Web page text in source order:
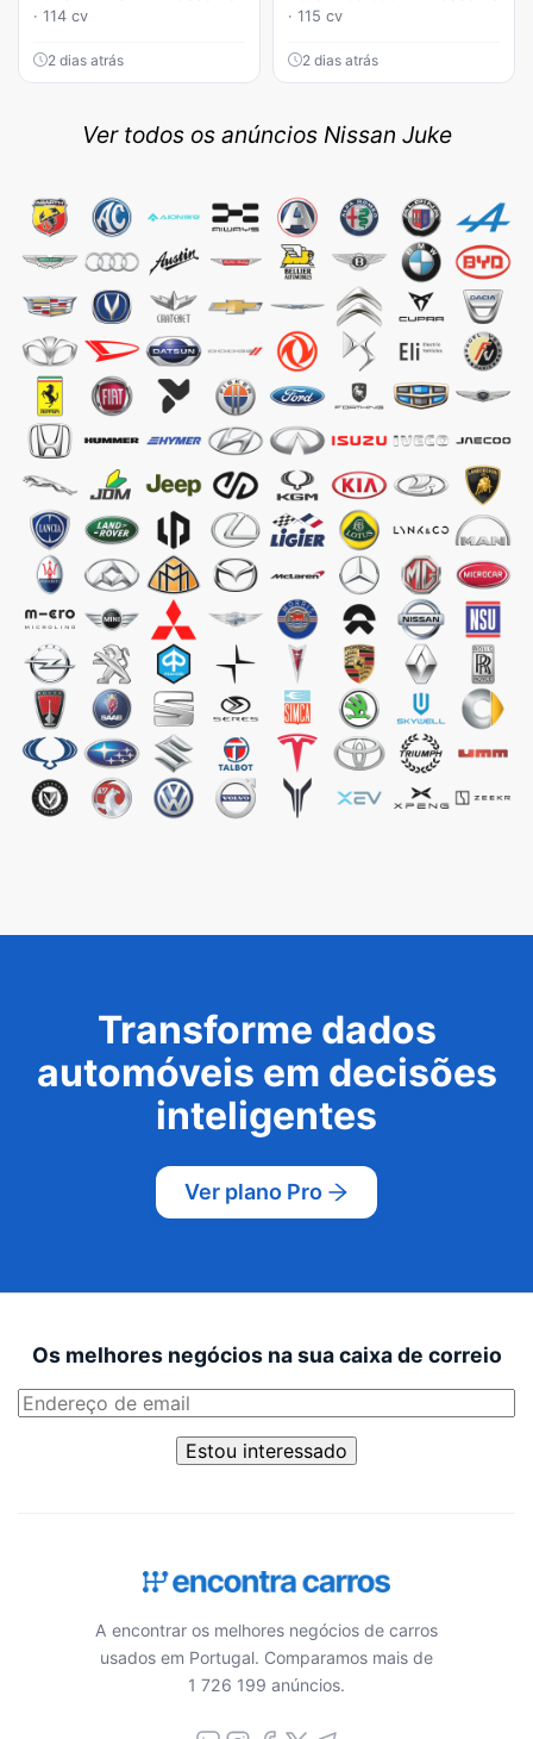
· 114 cv
2 dias atrás
· 115 cv
2 dias atrás
Ver todos os anúncios Nissan Juke
Transforme dados
automóveis em decisões
inteligentes
Ver plano Pro
Os melhores negócios na sua caixa de correio
Estou interessado
A encontrar os melhores negócios de carros
usados em Portugal. Comparamos mais de
1 726 199 anúncios.